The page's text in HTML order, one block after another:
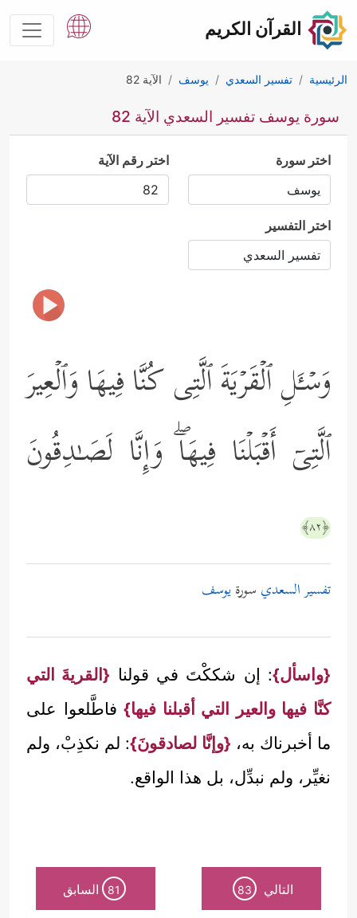
القرآن الكريم
الرئيسية تفسير السعدي يوسف الآية 82
سورة يوسف تفسير السعدي الآية 82
اختر سورة اختر رقم الآية
اختر التفسير
وَسۡـَٔلِ ٱلۡقَرۡیَةَ ٱلَّتِی كُنَّا فِیهَا وَٱلۡعِیرَ
ٱلَّتِیۤ أَقۡبَلۡنَا فِیهَاۖ وَإِنَّا لَصَـٰدِقُونَ
﴿٨٢﴾
تفسير السعدي سورةيوسف
{واسأل}: إن شككْتَ في قولنا {القريةَ التي
كنَّا فيها والعير التي أقبلنا فيها}فاطَّلعوا على
ما أخبرناك به، {وإنَّا لصادقونَ}: لم نكذِبْ، ولم
نغيِّر، ولم نبدِّل، بل هذا الواقع.
التالي 83
81 السابق